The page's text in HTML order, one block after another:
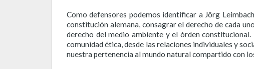
Como defensores podemos identificar a Jörg
constitución alemana, consagrar el derecho de cada
derecho del medio ambiente y el órden
comunidad ética, desde las relaciones individuales y
nuestra pertenencia al mundo natural compartido con